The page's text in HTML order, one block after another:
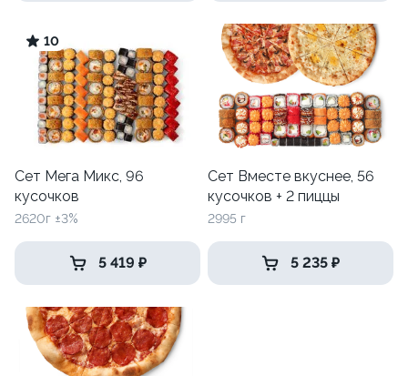
10
Сет Мега Микс, 96
кусочков
2620г ±3%
5 419 ₽
Сет Вместе вкуснее, 56
кусочков + 2 пиццы
2995 г
5 235 ₽